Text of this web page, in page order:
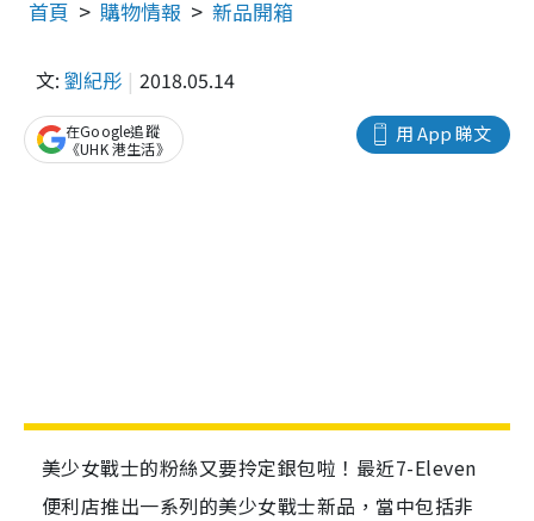
首頁 購物情報 新品開箱
文: 劉紀彤 2018.05.14
用 App 睇文
在Google追蹤
《UHK 港生活》
美少女戰士的粉絲又要拎定銀包啦！最近7-Eleven
便利店推出一系列的美少女戰士新品，當中包括非